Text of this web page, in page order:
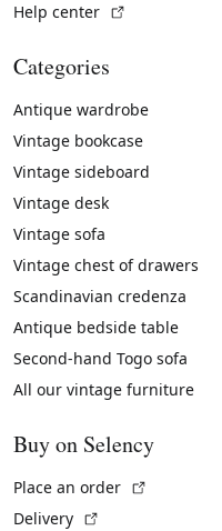
Help center
Categories
Antique wardrobe
Vintage bookcase
Vintage sideboard
Vintage desk
Vintage sofa
Vintage chest of drawers
Scandinavian credenza
Antique bedside table
Second-hand Togo sofa
All our vintage furniture
Buy on Selency
Place an order
Delivery